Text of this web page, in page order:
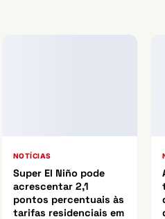
NOTÍCIAS
Super El Niño pode
acrescentar 2,1
pontos percentuais às
tarifas residenciais em